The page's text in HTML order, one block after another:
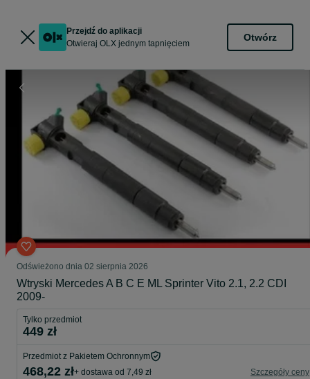
Przejdź do aplikacji
Otwieraj OLX jednym tapnięciem
Otwórz
Odświeżono dnia 02 sierpnia 2026
Wtryski Mercedes A B C E ML Sprinter Vito 2.1, 2.2 CDI
2009-
Tylko przedmiot
449 zł
Przedmiot z Pakietem Ochronnym
468,22 zł+ dostawa od 7,49 zł Szczegóły ceny